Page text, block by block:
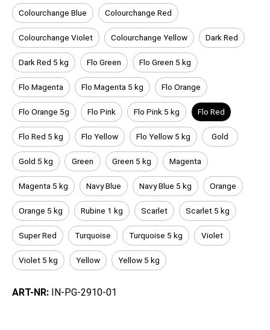
Colourchange Blue Colourchange Red
Colourchange Violet Colourchange Yellow Dark Red
Dark Red 5 kg Flo Green Flo Green 5 kg
Flo Magenta Flo Magenta 5 kg Flo Orange
Flo Orange 5g Flo Pink Flo Pink 5 kg Flo Red
Flo Red 5 kg Flo Yellow Flo Yellow 5 kg Gold
Gold 5 kg Green Green 5 kg Magenta
Magenta 5 kg Navy Blue Navy Blue 5 kg Orange
Orange 5 kg Rubine 1 kg Scarlet Scarlet 5 kg
Super Red Turquoise Turquoise 5 kg Violet
Violet 5 kg Yellow Yellow 5 kg
ART-NR: IN-PG-2910-01